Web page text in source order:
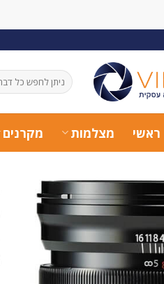
חיפוש
עבור:
ראשי מצלמות מקרנים